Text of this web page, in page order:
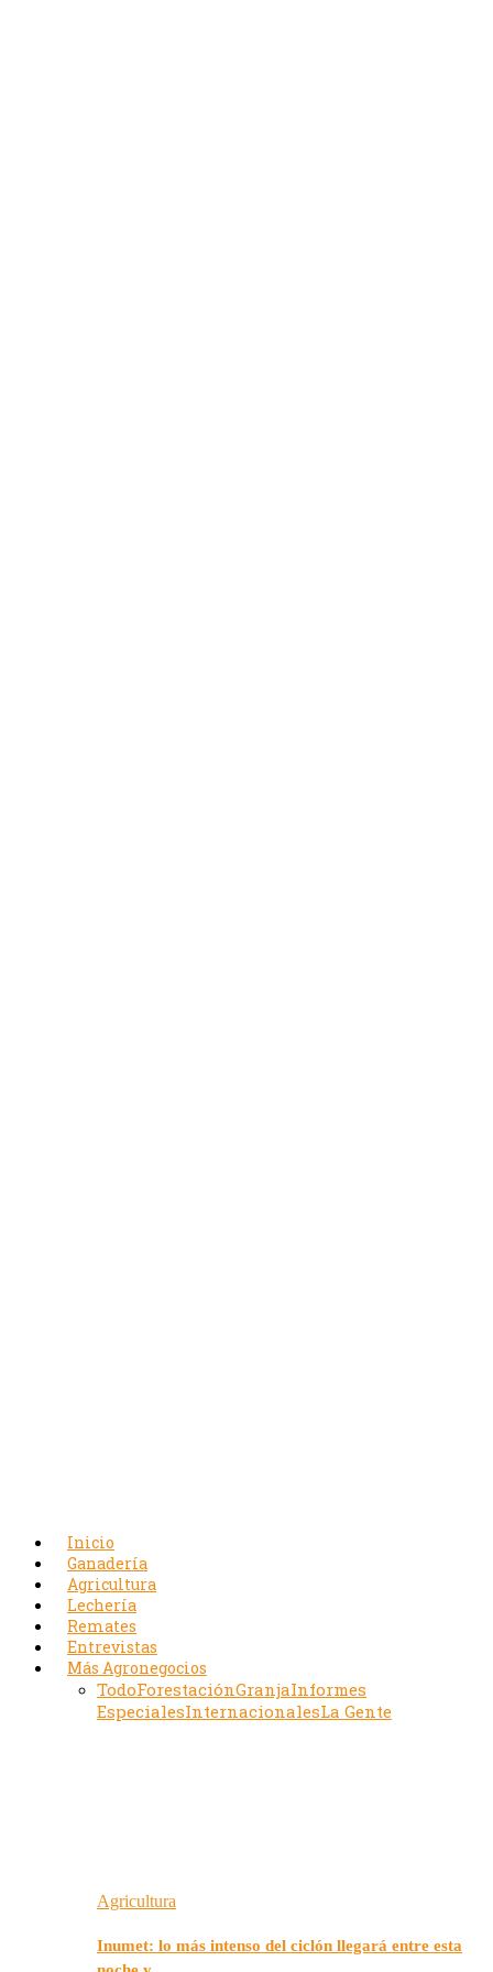
Inicio
Ganadería
Agricultura
Lechería
Remates
Entrevistas
Más Agronegocios
TodoForestaciónGranjaInformes
EspecialesInternacionalesLa Gente
Agricultura
Inumet: lo más intenso del ciclón llegará entre esta